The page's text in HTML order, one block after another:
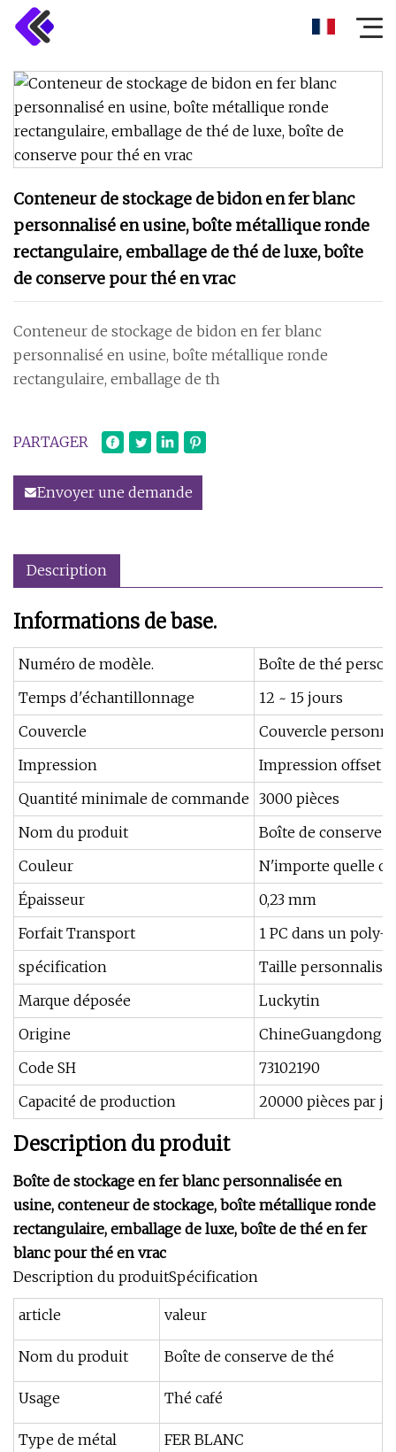
Conteneur de stockage de bidon en fer blanc
personnalisé en usine, boîte métallique ronde
rectangulaire, emballage de thé de luxe, boîte
de conserve pour thé en vrac
Conteneur de stockage de bidon en fer blanc
personnalisé en usine, boîte métallique ronde
rectangulaire, emballage de th
PARTAGER
Envoyer une demande
Description
Informations de base.
Numéro de modèle.
Boîte de thé
Temps d'échantillonnage
12 ~ 15 jours
Couvercle
Couvercle
Impression
Impression offset
Quantité minimale de commande 3000 pièces
Nom du produit
Boîte de conserve
Couleur
N'importe quelle
Épaisseur
0,23 mm
Forfait Transport
1 PC dans un poly-
spécification
Taille
Marque déposée
Luckytin
Origine
ChineGuangdong
Code SH
73102190
Capacité de production
20000 pièces par
Description du produit
Boîte de stockage en fer blanc personnalisée en
usine, conteneur de stockage, boîte métallique ronde
rectangulaire, emballage de luxe, boîte de thé en fer
blanc pour thé en vrac
Description du produitSpécification
article valeur
Nom du produit Boîte de conserve de thé
Usage Thé café
Type de métal FER BLANC